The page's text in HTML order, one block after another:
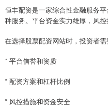
恒丰配资是一家综合性金融服务
种服务。平台资金实力雄厚，风控
在选择股票配资网站时，投资者需
* 平台信誉和资质
* 配资方案和杠杆比例
* 风控措施和资金安全